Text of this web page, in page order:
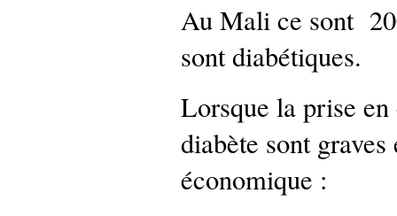
Au Mali ce sont
sont diabétiques.
Lorsque la prise
diabète sont
économique :